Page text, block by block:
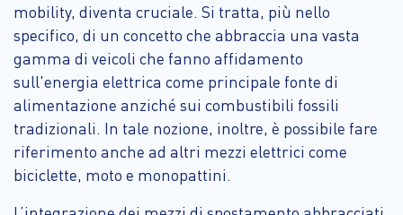
mobility, diventa cruciale. Si tratta, più nello
specifico, di un concetto che abbraccia una vasta
gamma di veicoli che fanno affidamento
sull'energia elettrica come principale fonte di
alimentazione anziché sui combustibili fossili
tradizionali. In tale nozione, inoltre, è possibile fare
riferimento anche ad altri mezzi elettrici come
biciclette, moto e monopattini.